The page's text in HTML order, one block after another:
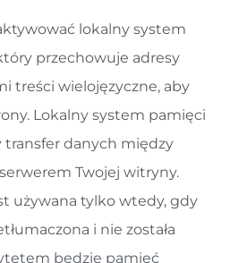
lokalny system
przechowuje adresy
treści wielojęzyczne, aby
Lokalny system pamięci
transfer danych między
Twojej witryny.
używana tylko wtedy, gdy
i nie została
będzie pamięć